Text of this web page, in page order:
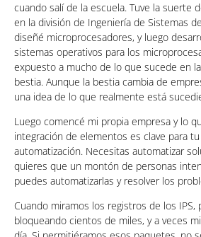
cuando salí de la escuela. Tuve la suerte
en la división de Ingeniería de Sistemas
diseñé microprocesadores, y luego
sistemas operativos para los
expuesto a mucho de lo que sucede en
bestia. Aunque la bestia cambia de
una idea de lo que realmente está
Luego comencé mi propia empresa y lo
integración de elementos es clave para
automatización. Necesitas automatizar
quieres que un montón de personas
puedes automatizarlas y resolver los
Cuando miramos los registros de los IPS,
bloqueando cientos de miles, y a veces